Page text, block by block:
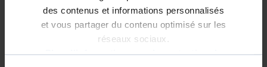
des contenus et informations personnalisés
et vous partager du contenu optimisé sur les
réseaux sociaux.
Plus d'informations sur la protection de
Comptes 2023
Comptes 2022